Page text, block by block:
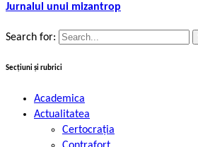
Jurnalul unui mizantrop
Search for:
Secțiuni și rubrici
Academica
Actualitatea
Certocrația